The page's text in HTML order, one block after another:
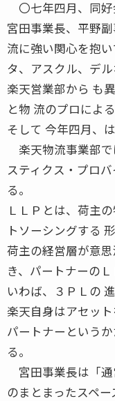
〇七年四月、同好
宮田事業長、平野
流に強い関心を抱
タ、アスクル、デ
楽天営業部から も
と物 流のプロによ
そして 今年四月、
楽天物流事業部
スティクス・プロ
る。
ＬＬＰとは、荷主
トソーシングする 形
荷主の経営層が意
き、パートナーの
いわば、３ＰＬの 進
楽天自身はアセッ
パートナーという
る。
宮田事業長は「
のまとまったスペ